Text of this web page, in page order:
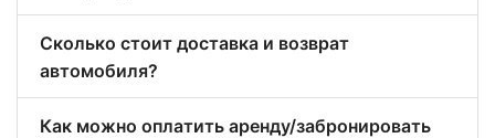
Сколько стоит доставка и возврат
автомобиля?
Как можно оплатить аренду/забронировать